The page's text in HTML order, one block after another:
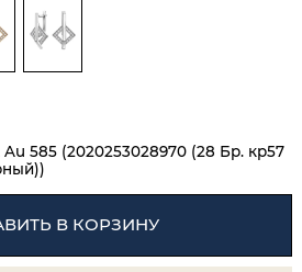
585 (2020253028970 (28 Бр. кр57
В КОРЗИНУ